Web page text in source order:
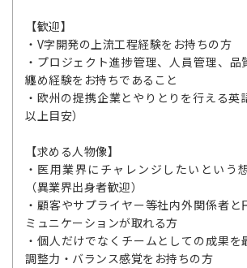
【歓迎】
・V字開発の上流工程経験をお持ちの方
・プロジェクト進捗管理、人員管理、品
纏め経験をお持ちであること
・欧州の提携企業とやりとりを行える英
以上目安）
【求める人物像】
・医用業界にチャレンジしたいという
（異業界出身者歓迎）
・顧客やサプライヤー等社内外関係者と
ミュニケーションが取れる方
・個人だけでなくチームとしての成果を
調整力・バランス感覚をお持ちの方